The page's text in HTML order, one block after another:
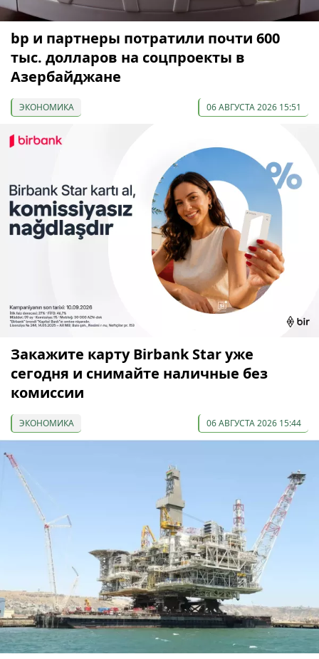
bp и партнеры потратили почти 600
тыс. долларов на соцпроекты в
Азербайджане
ЭКОНОМИКА 06 АВГУСТА 2026 15:51
Закажите карту Birbank Star уже
сегодня и снимайте наличные без
комиссии
ЭКОНОМИКА 06 АВГУСТА 2026 15:44